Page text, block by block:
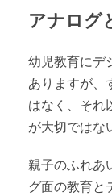
アナログ
幼児教育にデ
ありますが、
はなく、それ
が大切ではな
親子のふれあ
グ面の教育と